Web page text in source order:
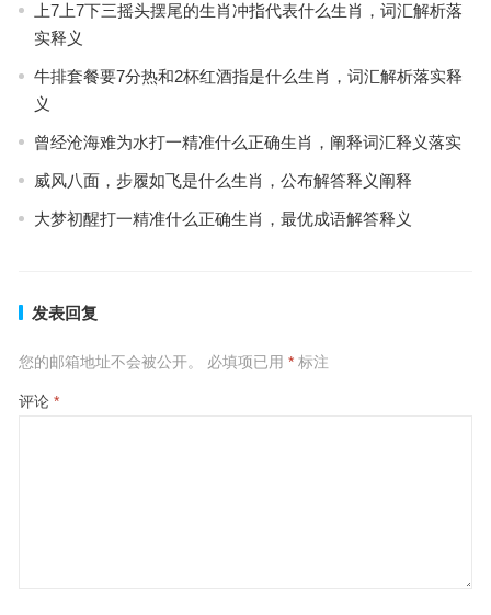
上7上7下三摇头摆尾的生肖冲指代表什么生肖，词汇解析落
实释义
牛排套餐要7分热和2杯红酒指是什么生肖，词汇解析落实释
义
曾经沧海难为水打一精准什么正确生肖，阐释词汇释义落实
威风八面，步履如飞是什么生肖，公布解答释义阐释
大梦初醒打一精准什么正确生肖，最优成语解答释义
发表回复
您的邮箱地址不会被公开。 必填项已用 *标注
评论 *